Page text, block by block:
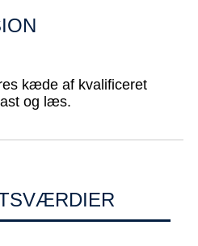
kæde af kvalificeret
og læs.